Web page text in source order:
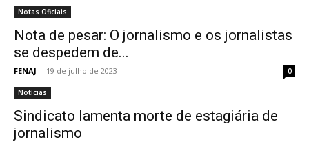
Notas Oficiais
Nota de pesar: O jornalismo e os jornalistas
se despedem de...
FENAJ - 19 de julho de 2023 0
Notícias
Sindicato lamenta morte de estagiária de
jornalismo